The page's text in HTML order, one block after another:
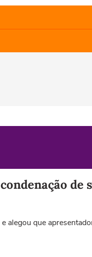
alegou que